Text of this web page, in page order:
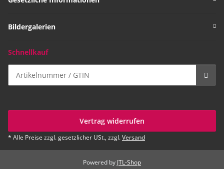
Bildergalerien
Schnellkauf
Vertrag widerrufen
* Alle Preise zzgl. gesetzlicher USt., zzgl.Versand
Powered by JTL-Shop